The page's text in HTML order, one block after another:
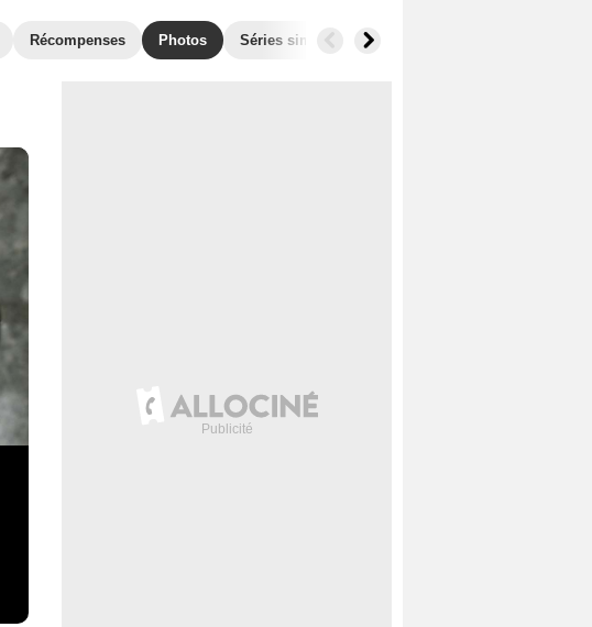
Récompenses Photos Séries similaires